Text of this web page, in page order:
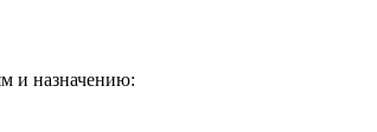
и назначению: